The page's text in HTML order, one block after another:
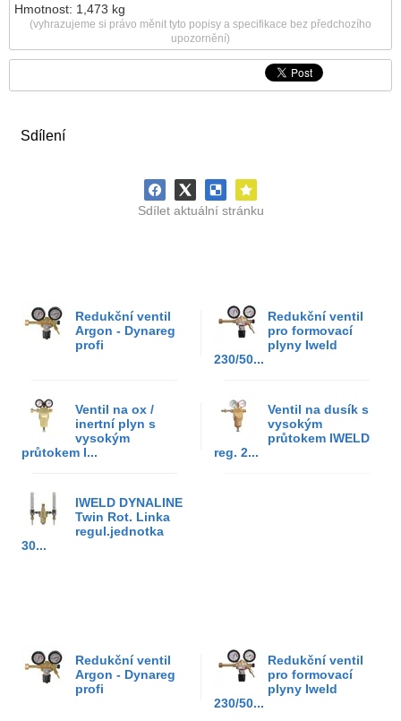
Sdílení
Sdílet aktuální stránku
Redukční ventil
Argon - Dynareg
profi
Redukční ventil
pro formovací
plyny Iweld
230/50...
Ventil na ox /
inertní plyn s
vysokým
průtokem I...
Ventil na dusík s
vysokým
průtokem IWELD
reg. 2...
IWELD DYNALINE
Twin Rot. Linka
regul.jednotka
30...
Redukční ventil
Argon - Dynareg
profi
Redukční ventil
pro formovací
plyny Iweld
230/50...
Hmotnost: 1,473 kg
(vyhrazujeme si právo měnit tyto popisy a specifikace bez předchozího
upozornění)